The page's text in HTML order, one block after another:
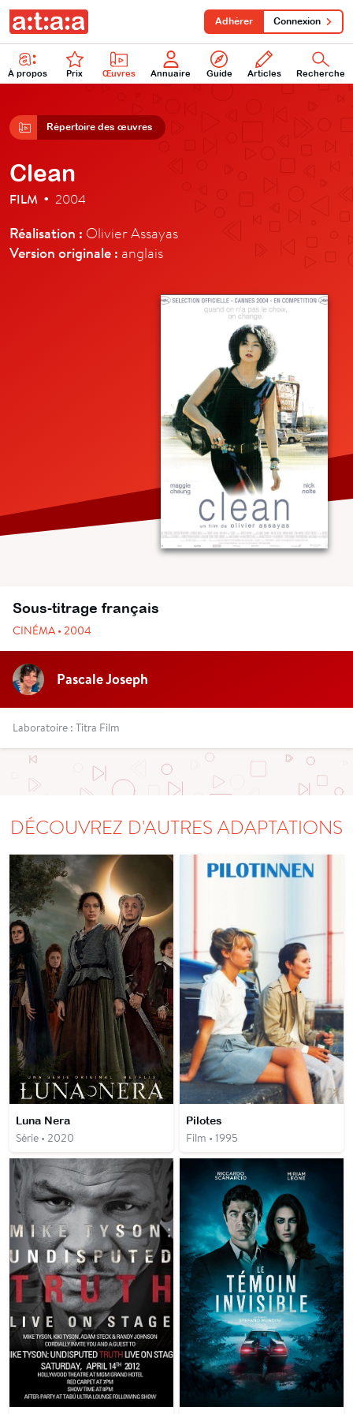
À propos Prix Œuvres Annuaire Guide Articles Recherche
Adhérer Connexion
Répertoire des œuvres
Clean
FILM • 2004
Réalisation : Olivier Assayas
Version originale : anglais
Sous-titrage français
CINÉMA • 2004
Pascale Joseph
Laboratoire : Titra Film
DÉCOUVREZ D'AUTRES ADAPTATIONS
Luna Nera
Série • 2020
Pilotes
Film • 1995